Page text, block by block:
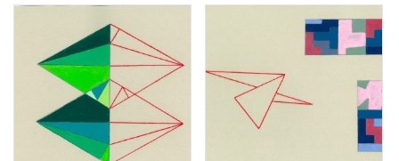
25 × 35 cm
$1.000.000
25 × 35 cm